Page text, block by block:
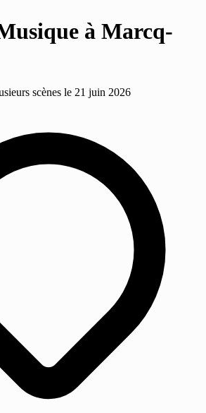
à Marcq-
scènes le 21 juin 2026